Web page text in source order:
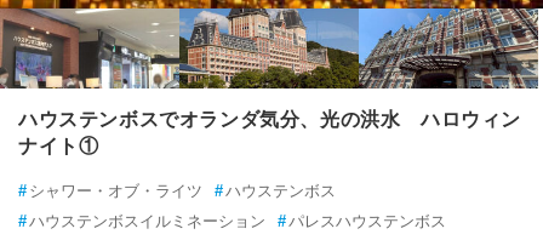
ハウステンボスでオランダ気分、光の洪水 ハロウィン
ナイト①
# シャワー・オブ・ライツ #ハウステンボス
#ハウステンボスイルミネーション # パレスハウステンボス